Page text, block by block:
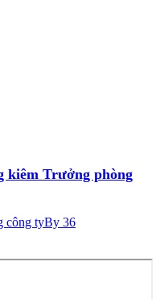
kiêm Trưởng phòng
công tyBy 36